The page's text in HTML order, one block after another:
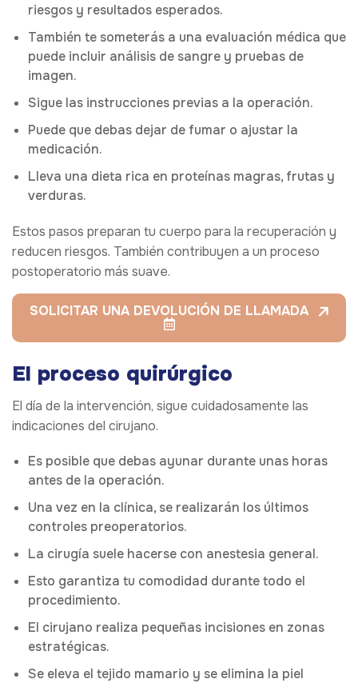
riesgos y resultados esperados.
También te someterás a una evaluación médica que
puede incluir análisis de sangre y pruebas de
imagen.
Sigue las instrucciones previas a la operación.
Puede que debas dejar de fumar o ajustar la
medicación.
Lleva una dieta rica en proteínas magras, frutas y
verduras.
Estos pasos preparan tu cuerpo para la recuperación y
reducen riesgos. También contribuyen a un proceso
postoperatorio más suave.
SOLICITAR UNA DEVOLUCIÓN DE LLAMADA
El proceso quirúrgico
El día de la intervención, sigue cuidadosamente las
indicaciones del cirujano.
Es posible que debas ayunar durante unas horas
antes de la operación.
Una vez en la clínica, se realizarán los últimos
controles preoperatorios.
La cirugía suele hacerse con anestesia general.
Esto garantiza tu comodidad durante todo el
procedimiento.
El cirujano realiza pequeñas incisiones en zonas
estratégicas.
Se eleva el tejido mamario y se elimina la piel